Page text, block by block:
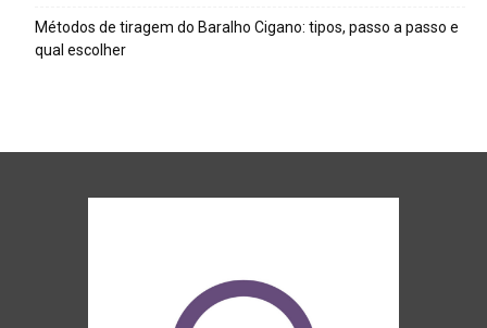
Métodos de tiragem do Baralho Cigano: tipos, passo a passo e
qual escolher